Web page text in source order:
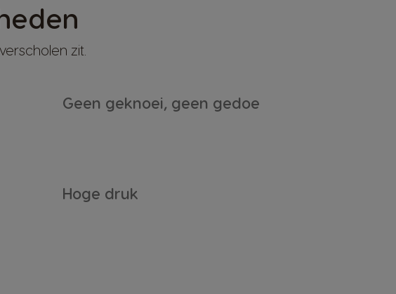
zit.
Geen geknoei, geen gedoe
Hoge druk